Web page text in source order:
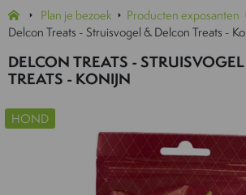
Plan je bezoek
Producten exposanten
Delcon Treats - Struisvogel & Delcon Treats -
DELCON TREATS -
TREATS - KONIJN
HOND